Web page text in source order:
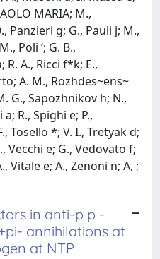
MARIA; M.,
Panzieri g; G., Pauli j; M.,
Poli ‘; G. B.,
A., Ricci f*k; E.,
A. M., Rozhdes~ens~
G., Sapozhnikov h; N.,
R., Spighi e; P.,
Tosello *; V. I., Tretyak d;
Vecchi e; G., Vedovato f;
Vitale e; A., Zenoni n; A, ;
in anti-p p -
annihilations at
at NTP